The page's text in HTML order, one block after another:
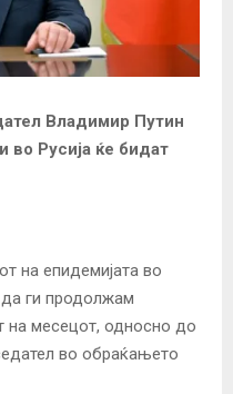
Владимир Путин
во Русија ќе бидат
на епидемијата во
да ги продолжам
на месецот, односно до
во обраќањето